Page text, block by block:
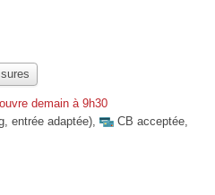
demain à 9h30
entrée adaptée), CB acceptée,